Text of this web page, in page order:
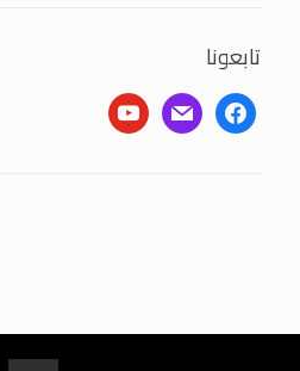
تابعونا
facebook
mail
youtube